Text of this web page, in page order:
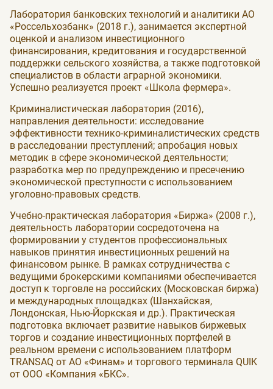
Лаборатория банковских технологий и аналитики АО
«Россельхозбанк» (2018 г.), занимается экспертной
оценкой и анализом инвестиционного
финансирования, кредитования и государственной
поддержки сельского хозяйства, а также подготовкой
специалистов в области аграрной экономики.
Успешно реализуется проект «Школа фермера».
Криминалистическая лаборатория (2016),
направления деятельности: исследование
эффективности технико-криминалистических средств
в расследовании преступлений; апробация новых
методик в сфере экономической деятельности;
разработка мер по предупреждению и пресечению
экономической преступности с использованием
уголовно-правовых средств.
Учебно-практическая лаборатория «Биржа» (2008 г.),
деятельность лаборатории сосредоточена на
формировании у студентов профессиональных
навыков принятия инвестиционных решений на
финансовом рынке. В рамках сотрудничества с
ведущими брокерскими компаниями обеспечивается
доступ к торговле на российских (Московская биржа)
и международных площадках (Шанхайская,
Лондонская, Нью-Йоркская и др.). Практическая
подготовка включает развитие навыков биржевых
торгов и создание инвестиционных портфелей в
реальном времени с использованием платформ
TRANSAQ от АО «Финам» и торгового терминала QUIK
от ООО «Компания «БКС».